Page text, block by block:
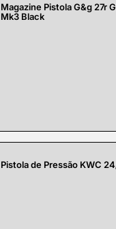
Magazine Pistola G&g 27r
Mk3 Black
Pistola de Pressão KWC